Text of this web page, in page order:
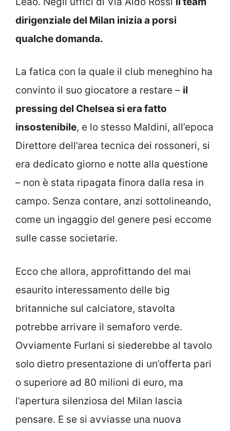
dirigenziale del Milan inizia a porsi
qualche domanda.
La fatica con la quale il club meneghino ha
convinto il suo giocatore a restare – il
pressing del Chelsea si era fatto
insostenibile, e lo stesso Maldini, all’epoca
Direttore dell’area tecnica dei rossoneri, si
era dedicato giorno e notte alla questione
– non è stata ripagata finora dalla resa in
campo. Senza contare, anzi sottolineando,
come un ingaggio del genere pesi eccome
sulle casse societarie.
Ecco che allora, approfittando del mai
esaurito interessamento delle big
britanniche sul calciatore, stavolta
potrebbe arrivare il semaforo verde.
Ovviamente Furlani si siederebbe al tavolo
solo dietro presentazione di un’offerta pari
o superiore ad 80 milioni di euro, ma
l’apertura silenziosa del Milan lascia
pensare. E se si avviasse una nuova